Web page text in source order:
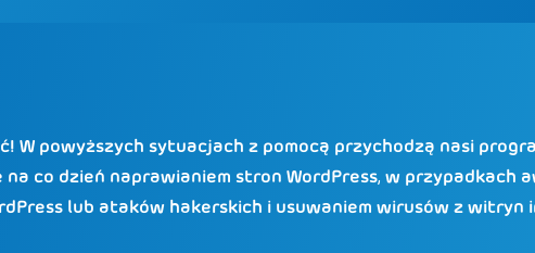
W powyższych sytuacjach z pomocą przychodzą nasi
na co dzień naprawianiem stron WordPress, w przypadkach
lub ataków hakerskich i usuwaniem wirusów z witryn